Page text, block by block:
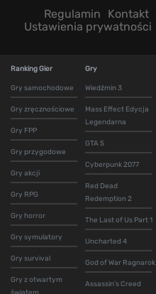
Regulamin Kontakt
Ustawienia prywatności
Ranking Gier
Gry samochodowe
Gry zręcznościowe
Gry FPP
Gry przygodowe
Gry akcji
Gry RPG
Gry horror
Gry symulatory
Gry survival
Gry z otwartym
Gry
Wiedźmin 3
Mass Effect Edycja
Legendarna
GTA 5
Cyberpunk 2077
Red Dead
Redemption 2
The Last of Us Part 1
Uncharted 4
God of War Ragnarok
Assassin's Creed